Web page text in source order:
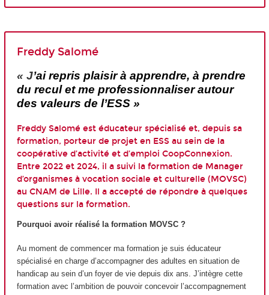
Freddy Salomé
« J’ai repris plaisir à apprendre, à prendre
du recul et me professionnaliser autour
des valeurs de l’ESS »
Freddy Salomé est éducateur spécialisé et, depuis sa
formation, porteur de projet en ESS au sein de la
coopérative d’activité et d’emploi CoopConnexion.
Entre 2022 et 2024, il a suivi la formation de Manager
d’organismes à vocation sociale et culturelle (MOVSC)
au CNAM de Lille. Il a accepté de répondre à quelques
questions sur la formation.
Pourquoi avoir réalisé la formation MOVSC ?
Au moment de commencer ma formation je suis éducateur
spécialisé en charge d’accompagner des adultes en situation de
handicap au sein d’un foyer de vie depuis dix ans. J’intègre cette
formation avec l’ambition de pouvoir concevoir l’accompagnement